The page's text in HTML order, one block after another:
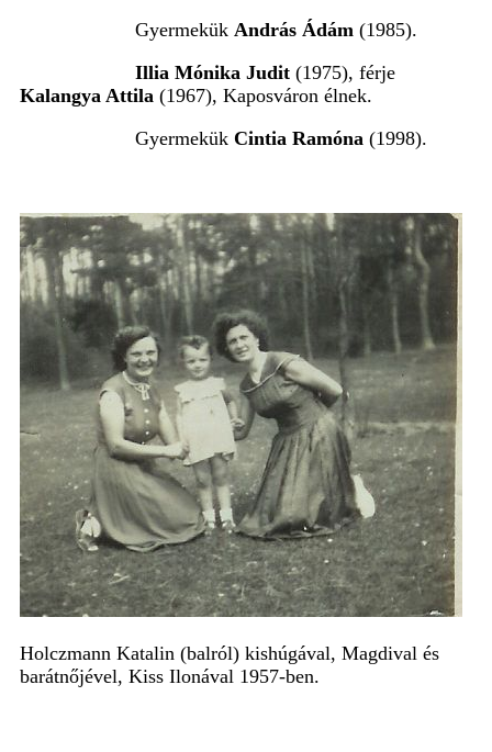
Gyermekük András Ádám (1985).
Illia Mónika Judit (1975), férje
Kalangya Attila (1967), Kaposváron élnek.
Gyermekük Cintia Ramóna (1998).
Holczmann Katalin (balról) kishúgával, Magdival és
barátnőjével, Kiss Ilonával 1957-ben.